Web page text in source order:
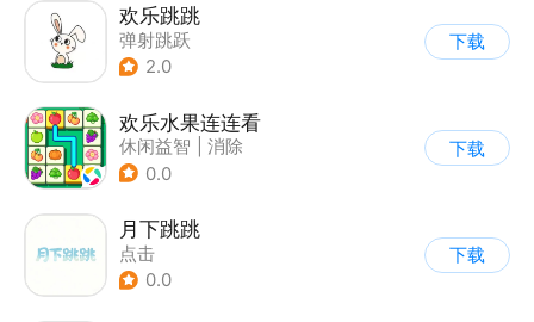
欢乐跳跳
弹射跳跃
2.0
下载
欢乐水果连连看
休闲益智
消除
0.0
下载
月下跳跳
点击
0.0
下载